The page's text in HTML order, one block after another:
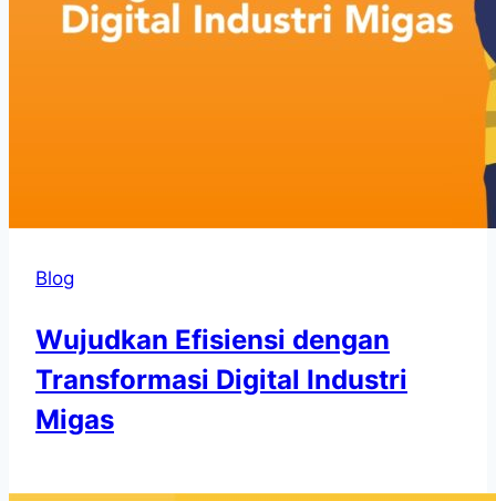
Blog
Wujudkan Efisiensi dengan
Transformasi Digital Industri
Migas